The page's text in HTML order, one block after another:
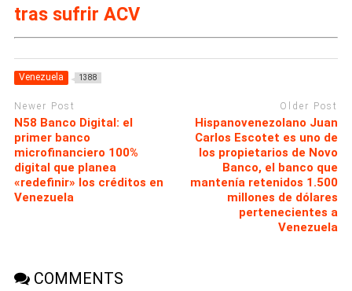
tras sufrir ACV
Venezuela 1388
Newer Post
N58 Banco Digital: el
primer banco
microfinanciero 100%
digital que planea
«redefinir» los créditos en
Venezuela
Older Post
Hispanovenezolano Juan
Carlos Escotet es uno de
los propietarios de Novo
Banco, el banco que
mantenía retenidos 1.500
millones de dólares
pertenecientes a
Venezuela
COMMENTS